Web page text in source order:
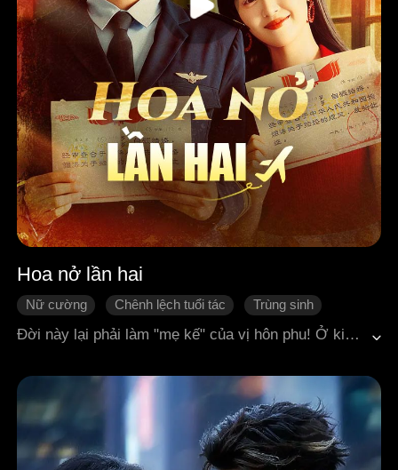
Hoa nở lần hai
Nữ cường Chênh lệch tuổi tác
Trùng sinh
Kết hôn chớp nhoáng
Vả mặt
Theo đuổi nam chính
Tình yêu thập niên xưa
Đời này lại phải làm "mẹ kế" của vị hôn phu! Ở kiếp trước, Mục Thanh Từ bị vị hôn phu và cô em kế tính kế: mất hôn ước, bị một tên côn đồ làm nhục, bị đánh cắp điểm thi đại học và cả tương lai. Cuối cùng, vì một sự cố y tế, cô cùng đôi cẩu nam nữ kia đồng quy vu tận. Khi mở mắt lần nữa, cô quay về thời điểm vừa vào thành phố, trước khi gặp Lệ Đình Thâm. Lần này, cô quyết định lấy "chú Lệ" người đàn ông hơn mình mười bốn tuổi và thẳng tay đuổi vị hôn phu kiếp trước ra khỏi nhà.